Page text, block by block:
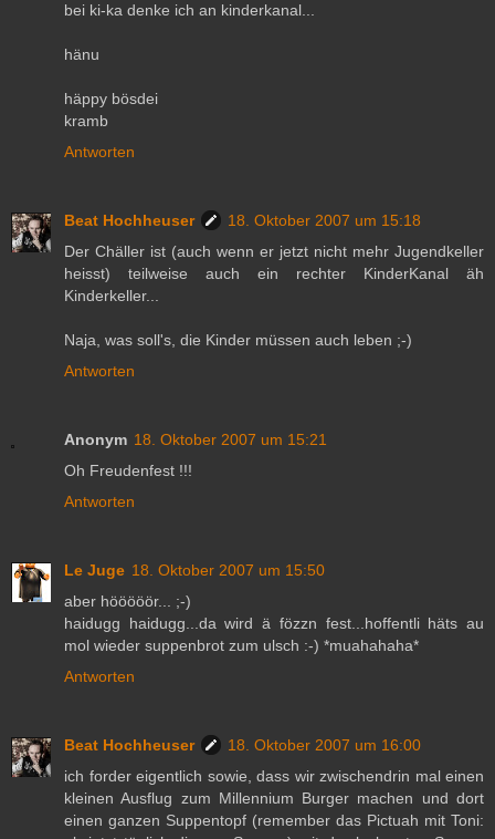
bei ki-ka denke ich an kinderkanal...
hänu
häppy bösdei
kramb
Antworten
Beat Hochheuser
18. Oktober 2007 um 15:18
Der Chäller ist (auch wenn er jetzt nicht mehr Jugendkeller
heisst) teilweise auch ein rechter KinderKanal äh
Kinderkeller...
Naja, was soll's, die Kinder müssen auch leben ;-)
Antworten
Anonym 18. Oktober 2007 um 15:21
Oh Freudenfest !!!
Antworten
Le Juge 18. Oktober 2007 um 15:50
aber hööööör... ;-)
haidugg haidugg...da wird ä fözzn fest...hoffentli häts au
mol wieder suppenbrot zum ulsch :-) *muahahaha*
Antworten
Beat Hochheuser
18. Oktober 2007 um 16:00
ich forder eigentlich sowie, dass wir zwischendrin mal einen
kleinen Ausflug zum Millennium Burger machen und dort
einen ganzen Suppentopf (remember das Pictuah mit Toni: